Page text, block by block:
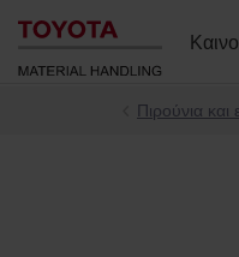
Πιρούνια και